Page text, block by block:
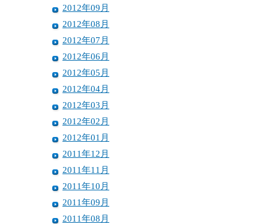
2012年09月
2012年08月
2012年07月
2012年06月
2012年05月
2012年04月
2012年03月
2012年02月
2012年01月
2011年12月
2011年11月
2011年10月
2011年09月
2011年08月